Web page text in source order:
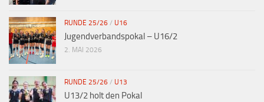
RUNDE 25/26 / U16
Jugendverbandspokal – U16/2
2. MAI 2026
RUNDE 25/26 / U13
U13/2 holt den Pokal